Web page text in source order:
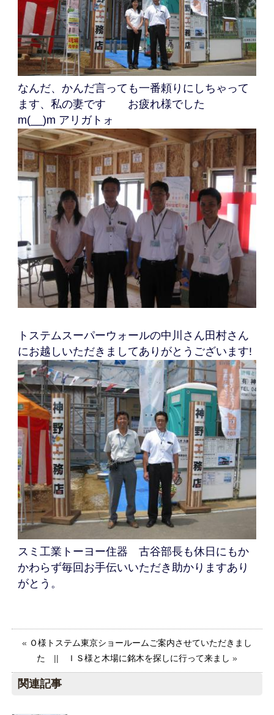
なんだ、かんだ言っても一番頼りにしちゃって
ます、私の妻です お疲れ様でした
m(__)m アリガトォ
トステムスーパーウォールの中川さん田村さん
にお越しいただきましてありがとうございます!
スミ工業トーヨー住器 古谷部長も休日にもか
かわらず毎回お手伝いいただき助かりますあり
がとう。
« Ｏ様トステム東京ショールームご案内させていただきまし
た || ＩＳ様と木場に銘木を探しに行って来まし »
関連記事